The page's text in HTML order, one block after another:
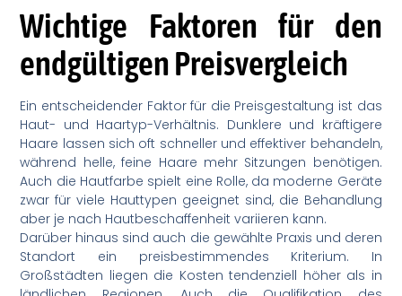
Wichtige Faktoren für den
endgültigen Preisvergleich
Ein entscheidender Faktor für die Preisgestaltung ist das
Haut- und Haartyp-Verhältnis. Dunklere und kräftigere
Haare lassen sich oft schneller und effektiver behandeln,
während helle, feine Haare mehr Sitzungen benötigen.
Auch die Hautfarbe spielt eine Rolle, da moderne Geräte
zwar für viele Hauttypen geeignet sind, die Behandlung
aber je nach Hautbeschaffenheit variieren kann.
Darüber hinaus sind auch die gewählte Praxis und deren
Standort ein preisbestimmendes Kriterium. In
Großstädten liegen die Kosten tendenziell höher als in